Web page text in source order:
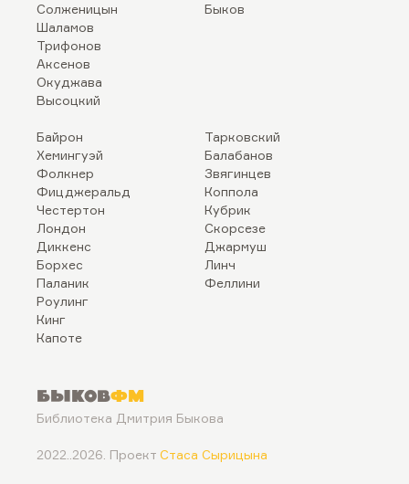
Солженицын
Шаламов
Трифонов
Аксенов
Окуджава
Высоцкий
Быков
Байрон
Хемингуэй
Фолкнер
Фицджеральд
Честертон
Лондон
Диккенс
Борхес
Паланик
Роулинг
Кинг
Капоте
Тарковский
Балабанов
Звягинцев
Коппола
Кубрик
Скорсезе
Джармуш
Линч
Феллини
БыковФМ
Библиотека Дмитрия Быкова
2022..2026. Проект Стаса Сырицына